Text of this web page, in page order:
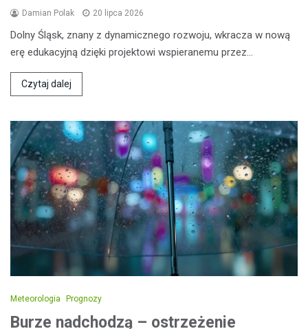
Damian Polak 20 lipca 2026
Dolny Śląsk, znany z dynamicznego rozwoju, wkracza w nową
erę edukacyjną dzięki projektowi wspieranemu przez…
Czytaj dalej
Meteorologia Prognozy
Burze nadchodzą – ostrzeżenie